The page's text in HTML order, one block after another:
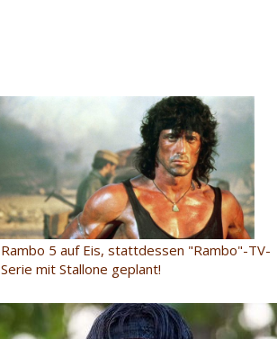
Rambo 5 auf Eis, stattdessen "Rambo"-TV-
Serie mit Stallone geplant!